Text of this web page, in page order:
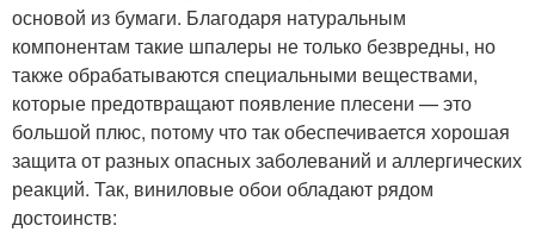
основой из бумаги. Благодаря натуральным
компонентам такие шпалеры не только безвредны, но
также обрабатываются специальными веществами,
которые предотвращают появление плесени — это
большой плюс, потому что так обеспечивается хорошая
защита от разных опасных заболеваний и аллергических
реакций. Так, виниловые обои обладают рядом
достоинств: